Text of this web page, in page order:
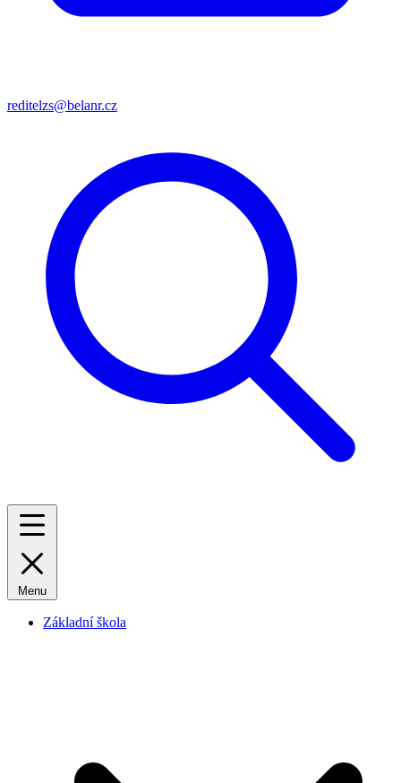
reditelzs@belanr.cz
Menu
Základní škola